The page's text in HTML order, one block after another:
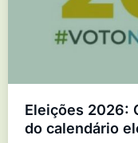
Eleições 2026:
do calendário